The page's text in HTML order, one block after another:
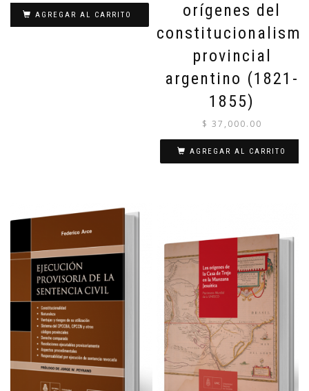
AGREGAR AL CARRITO
orígenes del
provincial
argentino (1821-
1855)
$ 37,000.00
AGREGAR AL CARRITO